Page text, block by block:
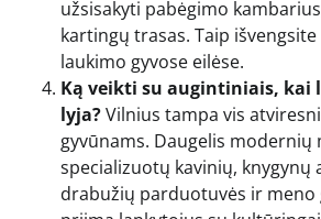
užsisakyti pabėgimo
kartingų trasas. Taip
laukimo gyvose eilėse.
Ką veikti su augintiniais, kai
lyja?Vilnius tampa vis
gyvūnams. Daugelis modernių
specializuotų kavinių, knygynų
drabužių parduotuvės ir meno